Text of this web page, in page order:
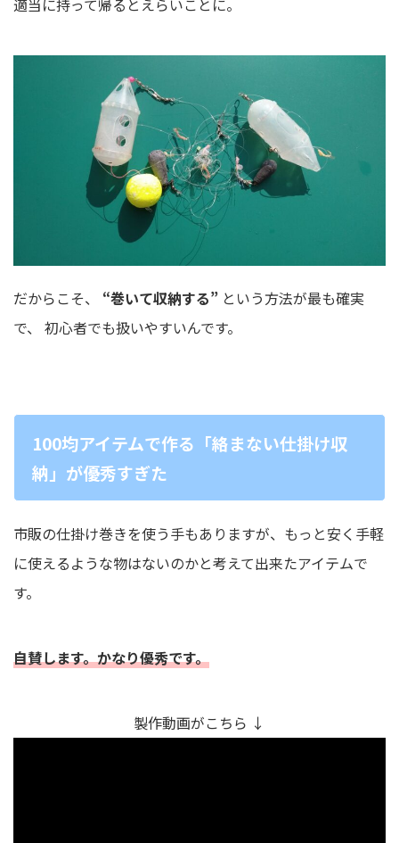
適当に持って帰るとえらいことに。
だからこそ、 “巻いて収納する” という方法が最も確実
で、 初心者でも扱いやすいんです。
100均アイテムで作る「絡まない仕掛け収
納」が優秀すぎた
市販の仕掛け巻きを使う手もありますが、もっと安く手軽
に使えるような物はないのかと考えて出来たアイテムで
す。
自賛します。かなり優秀です。
製作動画がこちら ↓